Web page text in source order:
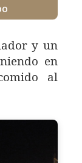
y un
en
al